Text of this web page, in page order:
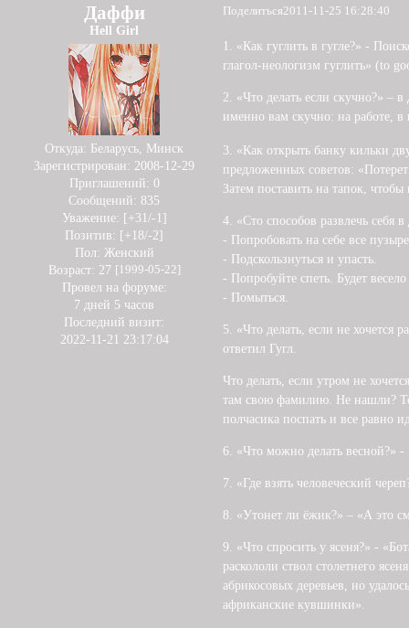
Поделиться2011-11-25 16:28:40
Даффи
Hell Girl
Откуда: Беларусь, Минск
Зарегистрирован: 2008-12-29
Приглашений: 0
Сообщений: 835
Уважение: [+31/-1]
Позитив: [+18/-2]
Пол: Женский
Возраст: 27 [1999-05-22]
Провел на форуме:
7 дней 5 часов
Последний визит:
2022-11-21 23:17:04
1. «Как гуглить в гугле?» -
глагол-неологизм гуглить» (to
2. «Что делать если скучно?» – в
именно вам скучно: на работе,
3. «Как открыть банку кильки
предложенных советов:
Затем поставить на тапок,
4. «Сто способов развлечь себя
- Попробовать на себе все
- Подскользнуться и упасть.
- Попробуйте спеть. Будет
- Помыться.
5. «Что делать, если не хочется
ответил Гугл.
Что делать, если утром не
там свою фамилию. Не нашли?
полчасика поспать и все равно
6. «Что можно делать весной?»
7. «Где взять человеческий
8. «Утонет ли ёжик?» – «А это
9. «Что спросить у ясеня?» -
раскололи ствол столетнего
абрикосовых деревьев, но
африканские кувшинки».